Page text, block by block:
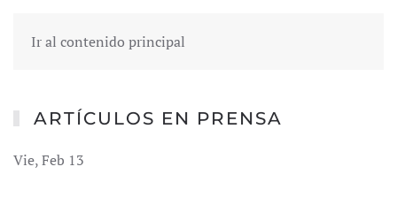
Ir al contenido principal
ARTÍCULOS EN PRENSA
Vie, Feb 13